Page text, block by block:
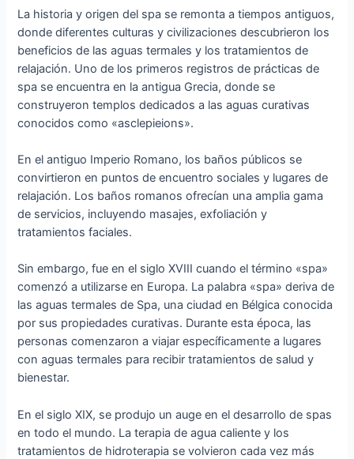
La historia y origen del spa se remonta a tiempos antiguos,
donde diferentes culturas y civilizaciones descubrieron los
beneficios de las aguas termales y los tratamientos de
relajación. Uno de los primeros registros de prácticas de
spa se encuentra en la antigua Grecia, donde se
construyeron templos dedicados a las aguas curativas
conocidos como «asclepieions».
En el antiguo Imperio Romano, los baños públicos se
convirtieron en puntos de encuentro sociales y lugares de
relajación. Los baños romanos ofrecían una amplia gama
de servicios, incluyendo masajes, exfoliación y
tratamientos faciales.
Sin embargo, fue en el siglo XVIII cuando el término «spa»
comenzó a utilizarse en Europa. La palabra «spa» deriva de
las aguas termales de Spa, una ciudad en Bélgica conocida
por sus propiedades curativas. Durante esta época, las
personas comenzaron a viajar específicamente a lugares
con aguas termales para recibir tratamientos de salud y
bienestar.
En el siglo XIX, se produjo un auge en el desarrollo de spas
en todo el mundo. La terapia de agua caliente y los
tratamientos de hidroterapia se volvieron cada vez más